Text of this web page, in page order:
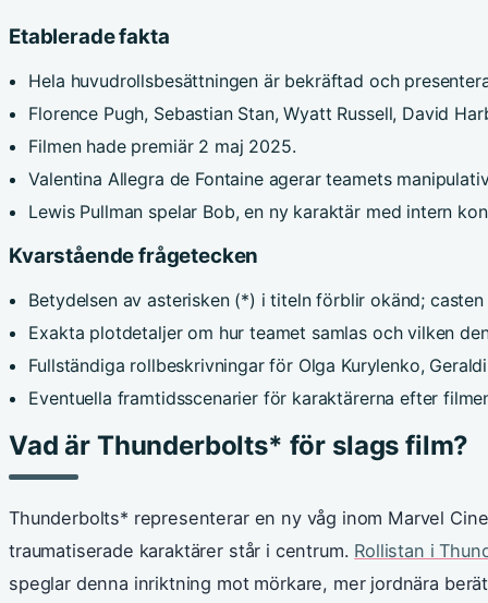
Etablerade fakta
Hela huvudrollsbesättningen är bekräftad och
Florence Pugh, Sebastian Stan, Wyatt Russell, David
Filmen hade premiär 2 maj 2025.
Valentina Allegra de Fontaine agerar teamets
Lewis Pullman spelar Bob, en ny karaktär med intern
Kvarstående frågetecken
Betydelsen av asterisken (*) i titeln förblir okänd;
Exakta plotdetaljer om hur teamet samlas och vilken
Fullständiga rollbeskrivningar för Olga Kurylenko,
Eventuella framtidsscenarier för karaktärerna efter
Vad är Thunderbolts* för slags film?
Thunderbolts* representerar en ny våg inom Marvel
traumatiserade karaktärer står i centrum. Rollistan i
speglar denna inriktning mot mörkare, mer jordnära